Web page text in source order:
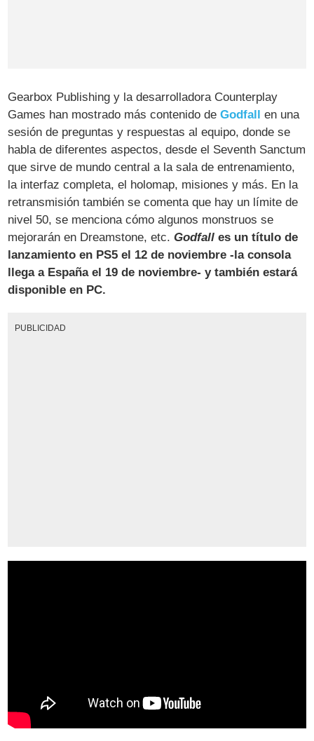
Gearbox Publishing y la desarrolladora Counterplay
Games han mostrado más contenido deGodfall en una
sesión de preguntas y respuestas al equipo, donde se
habla de diferentes aspectos, desde el Seventh Sanctum
que sirve de mundo central a la sala de entrenamiento,
la interfaz completa, el holomap, misiones y más. En la
retransmisión también se comenta que hay un límite de
nivel 50, se menciona cómo algunos monstruos se
mejorarán en Dreamstone, etc.Godfall es un título de
lanzamiento en PS5 el 12 de noviembre -la consola
llega a España el 19 de noviembre- y también estará
disponible en PC.
PUBLICIDAD